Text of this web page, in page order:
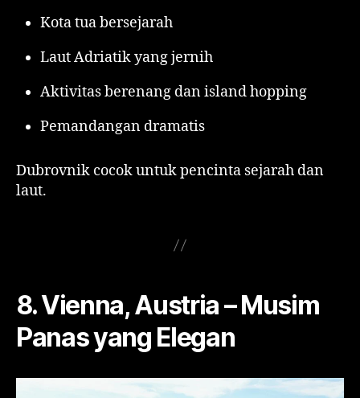
Kota tua bersejarah
Laut Adriatik yang jernih
Aktivitas berenang dan island hopping
Pemandangan dramatis
Dubrovnik cocok untuk pencinta sejarah dan
laut.
8. Vienna, Austria – Musim
Panas yang Elegan